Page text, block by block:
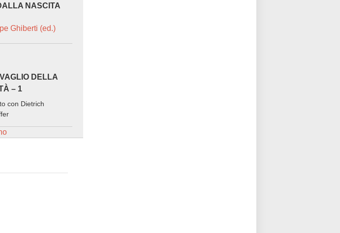
NASCITA
Ghiberti (ed.)
DELLA
– 1
con Dietrich